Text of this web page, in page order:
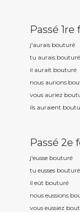
Passé 1re
j'aurais bouturé
tu aurais bouturé
il aurait bouturé
nous aurions
vous auriez
ils auraient
Passé 2e
j'eusse bouturé
tu eusses bouturé
il eût bouturé
nous eussions
vous eussiez